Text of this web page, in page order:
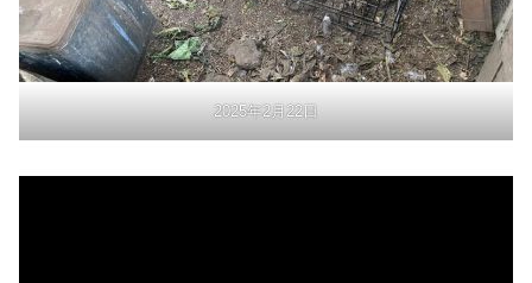
2025年2月22日